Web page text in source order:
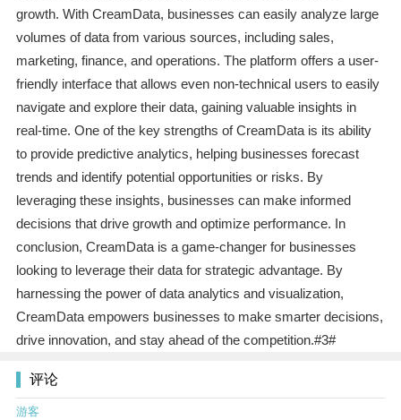
growth. With CreamData, businesses can easily analyze large
volumes of data from various sources, including sales,
marketing, finance, and operations. The platform offers a user-
friendly interface that allows even non-technical users to easily
navigate and explore their data, gaining valuable insights in
real-time. One of the key strengths of CreamData is its ability
to provide predictive analytics, helping businesses forecast
trends and identify potential opportunities or risks. By
leveraging these insights, businesses can make informed
decisions that drive growth and optimize performance. In
conclusion, CreamData is a game-changer for businesses
looking to leverage their data for strategic advantage. By
harnessing the power of data analytics and visualization,
CreamData empowers businesses to make smarter decisions,
drive innovation, and stay ahead of the competition.#3#
评论
游客